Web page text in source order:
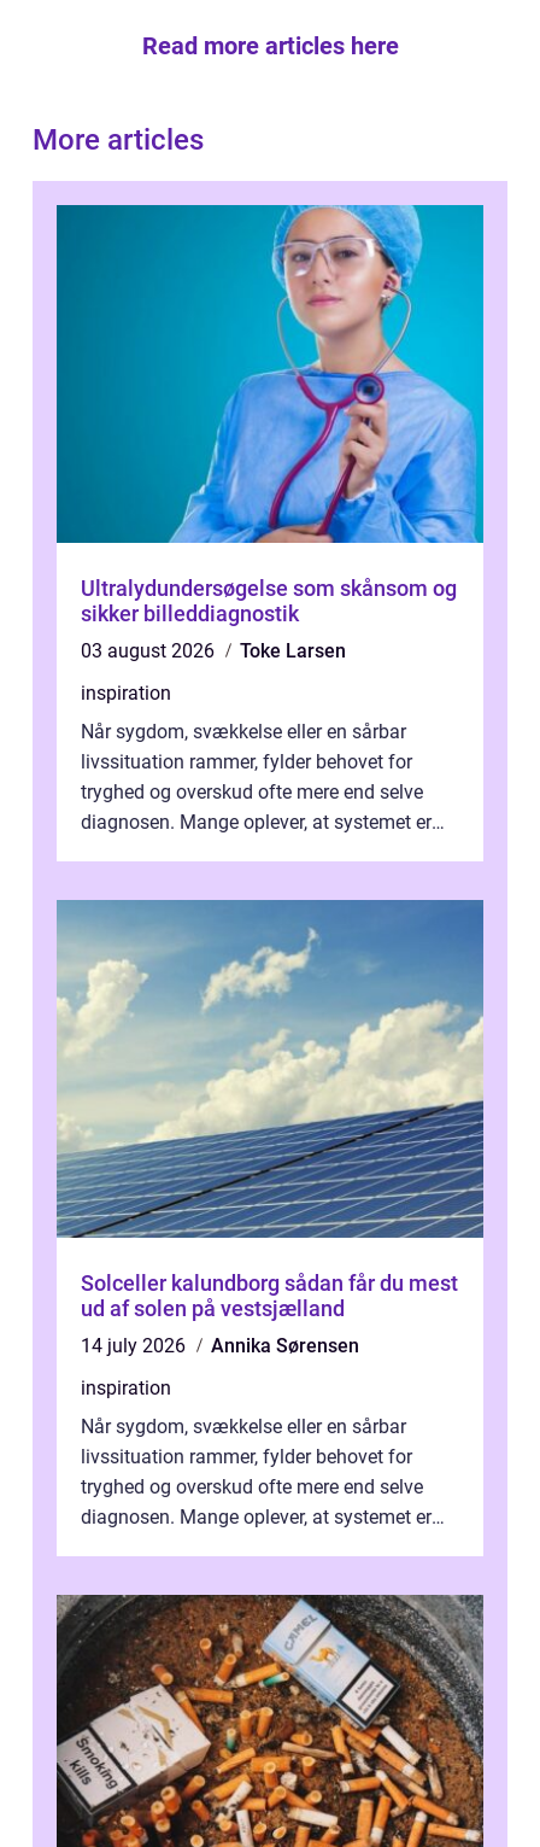
Read more articles here
More articles
Ultralydundersøgelse som skånsom og
sikker billeddiagnostik
03 august 2026
Toke Larsen
inspiration
Når sygdom, svækkelse eller en sårbar
livssituation rammer, fylder behovet for
tryghed og overskud ofte mere end selve
diagnosen. Mange oplever, at systemet er
Solceller kalundborg sådan får du mest
ud af solen på vestsjælland
14 july 2026
Annika Sørensen
inspiration
Når sygdom, svækkelse eller en sårbar
livssituation rammer, fylder behovet for
tryghed og overskud ofte mere end selve
diagnosen. Mange oplever, at systemet er